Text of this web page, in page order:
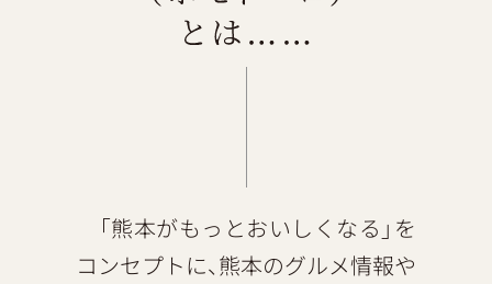
「熊本がもっとおいしくなる」を
コンセプトに、熊本のグルメ情報や